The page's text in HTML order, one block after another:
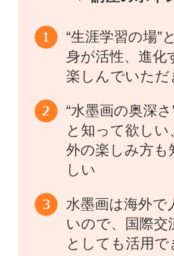
“生涯学習の場”
身が活性、進化
楽しんでいただ
“水墨画の奥深
と知って欲しい
外の楽しみ方も
しい
水墨画は海外で
いので、国際交
としても活用で